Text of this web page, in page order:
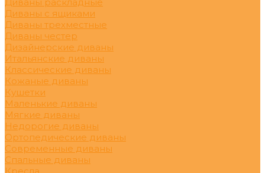
Диваны с ящиками
Диваны трехместные
Диваны честер
Дизайнерские диваны
Итальянские диваны
Классические диваны
Кожаные диваны
Кушетки
Маленькие диваны
Мягкие диваны
Недорогие диваны
Ортопедические диваны
Современные диваны
Спальные диваны